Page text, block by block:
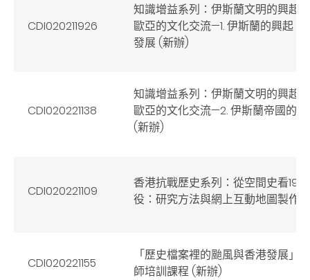
CDI020211926
知識增益系列：伊斯蘭文明的興起
歐亞的文化交流—1. 伊斯蘭的興起、
發展 (新辦)
CDI020221138
知識增益系列：伊斯蘭文明的興起
歐亞的文化交流—2. 伊斯蘭帝國的
(新辦)
CDI020221109
香港抗戰歷史系列：從空間史看
役：研究方法與網上互動地圖製作
CDI020221155
「歷史檔案裡的颱風與香港發展」
師培訓課程 (新辦)